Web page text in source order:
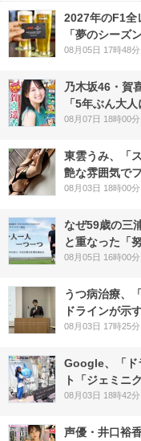
2027年のF1全
「夢のシーズ
08月05日 17時48分
乃木坂46・賀
「5年ぶん大
08月07日 18時00分
東雲うみ、「
艶な雰囲気で
08月03日 18時00分
なぜ59歳の三
と重なった「
08月05日 16時00分
うつ病治療、
ドラインが示
08月03日 17時25分
Google、「ド
ト「ジェミニ
08月03日 18時42分
声優・井口裕